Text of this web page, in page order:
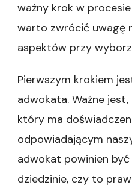
ważny krok w
warto zwrócić uwagę
aspektów przy
Pierwszym krokiem
adwokata. Ważne
który ma
odpowiadającym
adwokat powinien
dziedzinie, czy to